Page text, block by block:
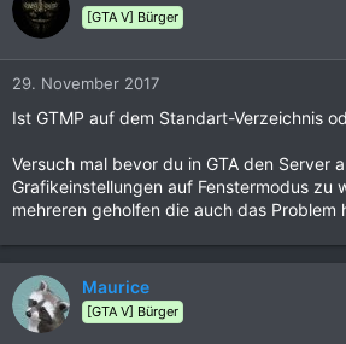
[GTA V] Bürger
29. November 2017
Ist GTMP auf dem Standart-Verzeichnis
Versuch mal bevor du in GTA den Server
Grafikeinstellungen auf Fenstermodus zu
mehreren geholfen die auch das Problem
Maurice
[GTA V] Bürger